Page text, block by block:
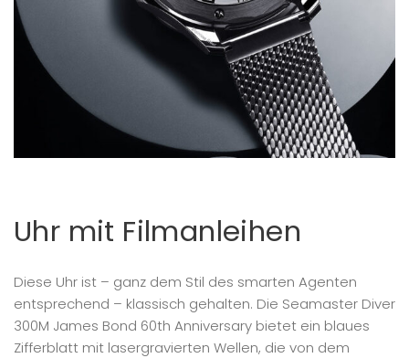
Uhr mit Filmanleihen
Diese Uhr ist – ganz dem Stil des smarten Agenten
entsprechend – klassisch gehalten. Die Seamaster Diver
300M James Bond 60th Anniversary bietet ein blaues
Zifferblatt mit lasergravierten Wellen, die von dem